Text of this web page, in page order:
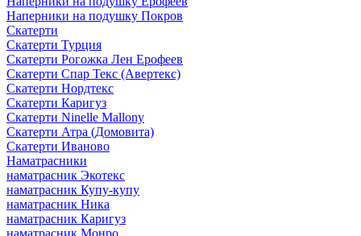
Наперники на подушку Покров
Скатерти
Скатерти Турция
Скатерти Рогожка Лен Ерофеев
Скатерти Спар Текс (Авертекс)
Скатерти Нордтекс
Скатерти Каригуз
Скатерти Ninelle Mallony
Скатерти Атра (Домовита)
Скатерти Иваново
Наматрасники
наматрасник Экотекс
наматрасник Купу-купу
наматрасник Ника
наматрасник Каригуз
наматрасник Монро